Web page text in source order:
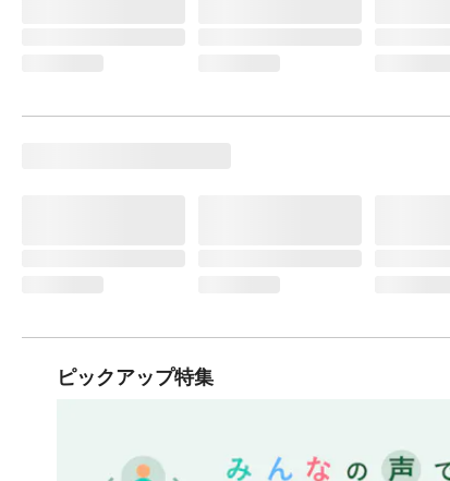
ピックアップ特集